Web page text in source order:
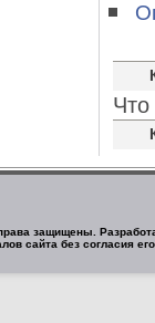
Что
защищены.
сайта без согласия